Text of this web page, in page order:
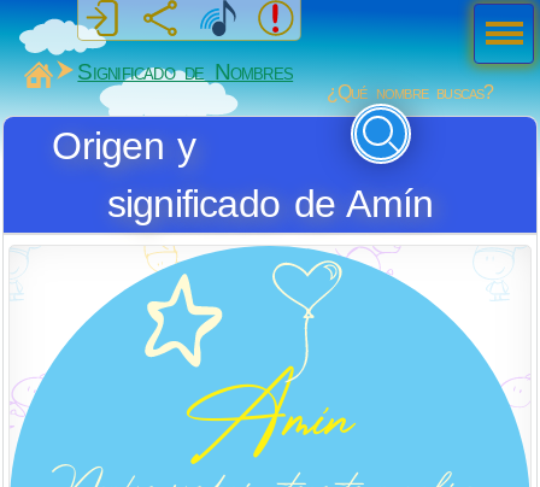
MiSabueso
Significado de Nombres
¿Qué nombre buscas?
Origen y
significado de Amín
Men
ú